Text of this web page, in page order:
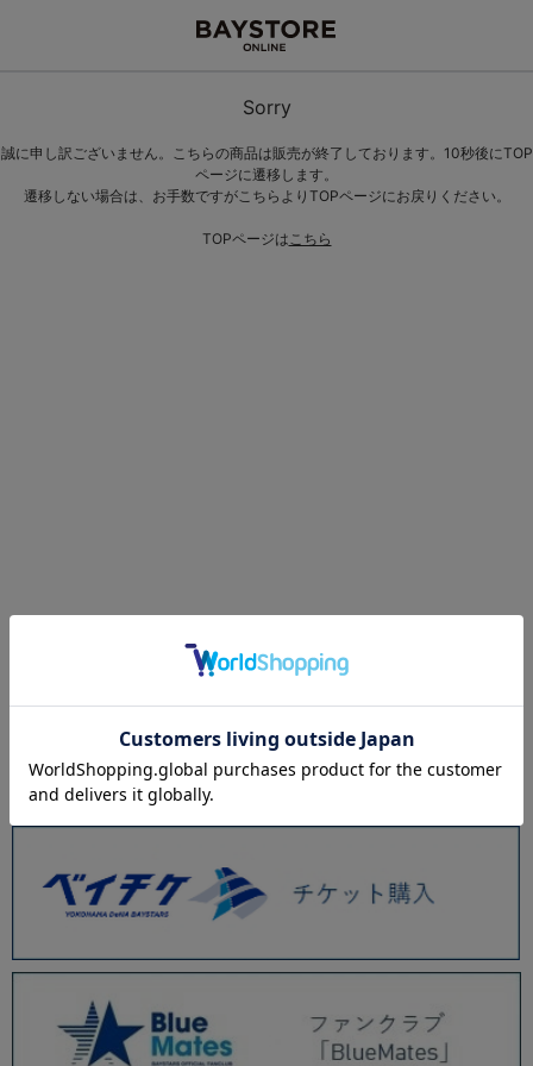
Sorry
誠に申し訳ございません。こちらの商品は販売が終了しております。10秒後にTOP
ページに遷移します。
遷移しない場合は、お手数ですがこちらよりTOPページにお戻りください。
TOPページはこちら